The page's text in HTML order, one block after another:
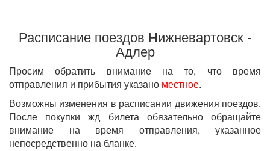
Расписание поездов Нижневартовск -
Адлер
Просим обратить внимание на то, что время
отправления и прибытия указано местное.
Возможны изменения в расписании движения поездов.
После покупки жд билета обязательно обращайте
внимание на время отправления, указанное
непосредственно на бланке.